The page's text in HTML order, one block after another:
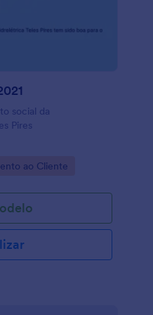
social da
Pires
ao Cliente